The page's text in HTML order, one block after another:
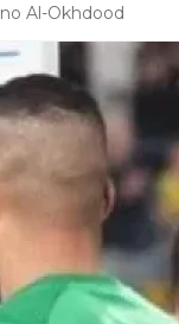
Al-Okhdood